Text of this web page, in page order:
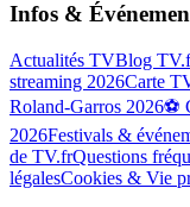
Infos &
Actualités TVBlog
streaming 2026Carte
Roland-Garros 2026⚽
2026Festivals &
de TV.frQuestions
légalesCookies & Vie